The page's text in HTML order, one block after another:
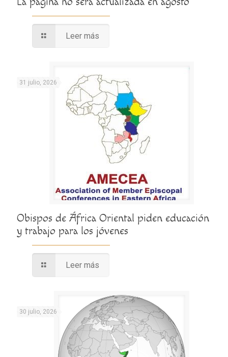
Leer más
31 julio, 2026
Obispos de África Oriental piden educación
y trabajo para los jóvenes
Leer más
30 julio, 2026